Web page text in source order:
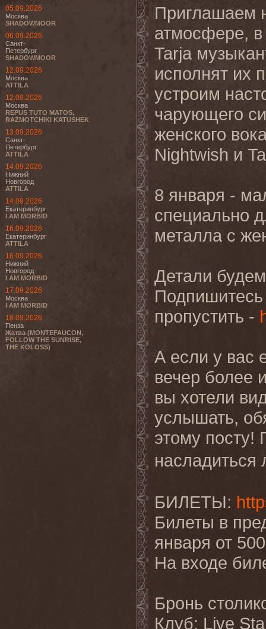
05.09.2026
Москва
SHADOWMOOR
06.09.2026
Санкт-
Петербург
SHADOWMOOR
12.09.2026
Москва
ATTILA
12.09.2026
Москва
REPUS TUTO MATOS,
RAZMOTCHIKI KATUSHEK
13.09.2026
Санкт-
Петербург
ATTILA
14.09.2026
Нижний
Новгород
ATTILA
14.09.2026
Екатеринбург
I AM MORBID
16.09.2026
Екатеринбург
ATTILA
16.09.2026
Нижний
Новгород
I AM MORBID
17.09.2026
Москва
I AM MORBID
18.09.2026
Пенза
Жатва (MONTEFAUCON,
FOLLOW THE SUNRISE,
THE KOLOSS)
Приглашаем
атмосфере, в
Tarja
исполнят их
устроим
чарующего
женского
Nightwish и
8 января -
специально
металла с
Детали
Подпишитесь
пропустить -
А если у вас
вечер более
вы хотели
услышать,
этому посту!
насладиться
БИЛЕТЫ:
Билеты в
января от
На входе
Бронь
Клуб: Live